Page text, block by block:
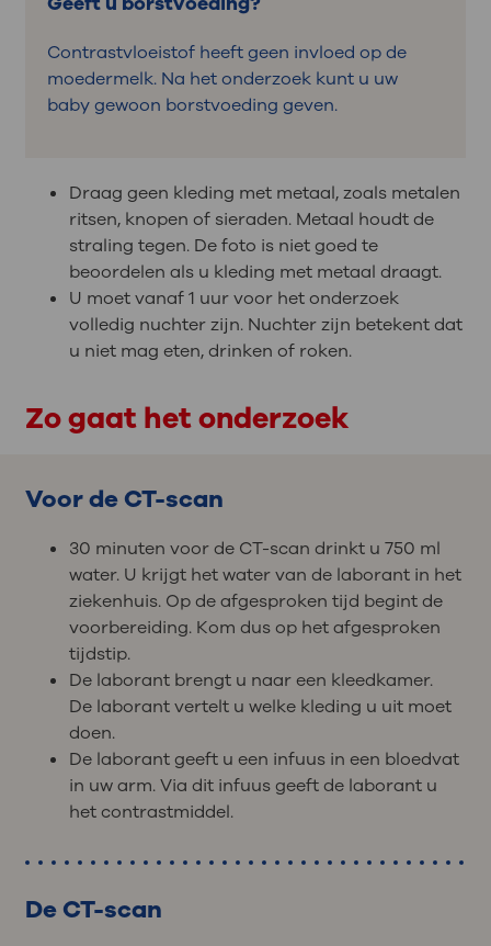
Contrastvloeistof heeft geen invloed op de
moedermelk. Na het onderzoek kunt u uw
baby gewoon borstvoeding geven.
Draag geen kleding met metaal, zoals metalen
ritsen, knopen of sieraden. Metaal houdt de
straling tegen. De foto is niet goed te
beoordelen als u kleding met metaal draagt.
U moet vanaf 1 uur voor het onderzoek
volledig nuchter zijn. Nuchter zijn betekent dat
u niet mag eten, drinken of roken.
Zo gaat het onderzoek
Voor de CT-scan
30 minuten voor de CT-scan drinkt u 750 ml
water. U krijgt het water van de laborant in het
ziekenhuis. Op de afgesproken tijd begint de
voorbereiding. Kom dus op het afgesproken
tijdstip.
De laborant brengt u naar een kleedkamer.
De laborant vertelt u welke kleding u uit moet
doen.
De laborant geeft u een infuus in een bloedvat
in uw arm. Via dit infuus geeft de laborant u
het contrastmiddel.
De CT-scan